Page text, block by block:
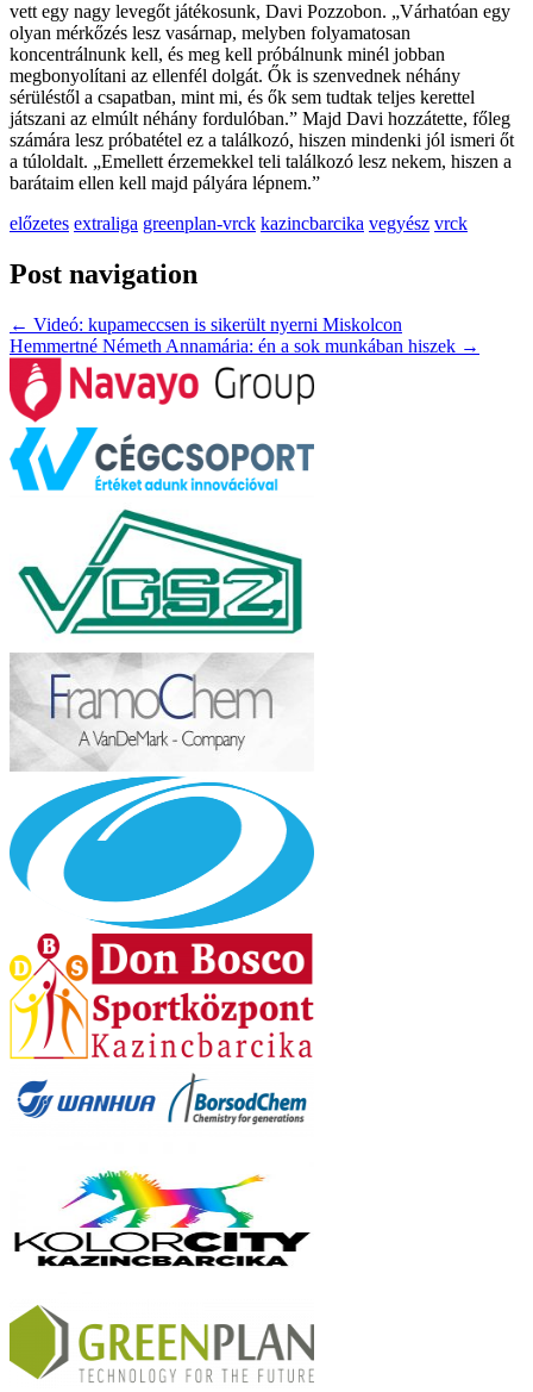
vett egy nagy levegőt játékosunk, Davi Pozzobon. „Várhatóan egy
olyan mérkőzés lesz vasárnap, melyben folyamatosan
koncentrálnunk kell, és meg kell próbálnunk minél jobban
megbonyolítani az ellenfél dolgát. Ők is szenvednek néhány
sérüléstől a csapatban, mint mi, és ők sem tudtak teljes kerettel
játszani az elmúlt néhány fordulóban.” Majd Davi hozzátette, főleg
számára lesz próbatétel ez a találkozó, hiszen mindenki jól ismeri őt
a túloldalt. „Emellett érzemekkel teli találkozó lesz nekem, hiszen a
barátaim ellen kell majd pályára lépnem.”
előzetes extraliga greenplan-vrck kazincbarcika vegyész vrck
Post navigation
← Videó: kupameccsen is sikerült nyerni Miskolcon
Hemmertné Németh Annamária: én a sok munkában hiszek →